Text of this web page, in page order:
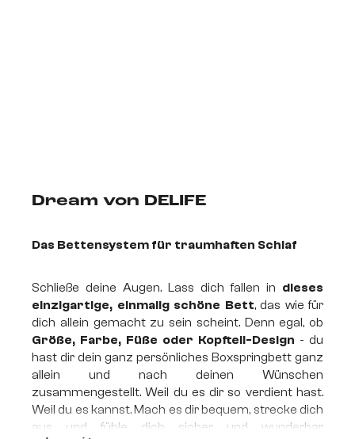
Dream von DELIFE
Das Bettensystem für traumhaften Schlaf
Schließe deine Augen. Lass dich fallen in dieses
einzigartige, einmalig schöne Bett, das wie für
dich allein gemacht zu sein scheint. Denn egal, ob
Größe, Farbe, Füße oder Kopfteil-Design - du
hast dir dein ganz persönliches Boxspringbett ganz
allein und nach deinen Wünschen
zusammengestellt. Weil du es dir so verdient hast.
Weil du es kannst. Mach es dir bequem, strecke dich
aus und fühle dich sicher und wunderbar